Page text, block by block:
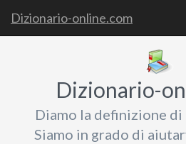
Dizionario-online.com
Dizionario-
Diamo la definizione di
Siamo in grado di